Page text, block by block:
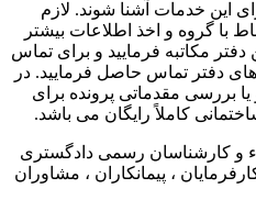
این خدمات آشنا شوند. لازم
با گروه و اخذ اطلاعات بیشتر
مکاتبه فرمایید و برای تماس
های دفتر تماس حاصل فرمایید. در
بررسی مقدماتی پرونده برای
کاملاً رایگان می باشد.
و کارشناسان رسمی دادگستری
، پیمانکاران ، مشاوران